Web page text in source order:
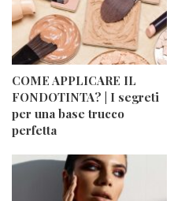
COME APPLICARE IL
FONDOTINTA? | I segreti
per una base trucco
perfetta